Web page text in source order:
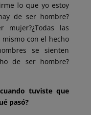
lo que yo estoy
de ser hombre?
mujer?¿Todas las
con el hecho
se sienten
de ser hombre?
tuviste que
pasó?